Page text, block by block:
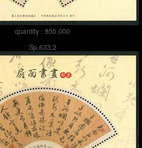
quantity : 850,000
Sp.633.2